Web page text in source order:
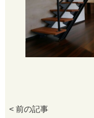
< 前の記事